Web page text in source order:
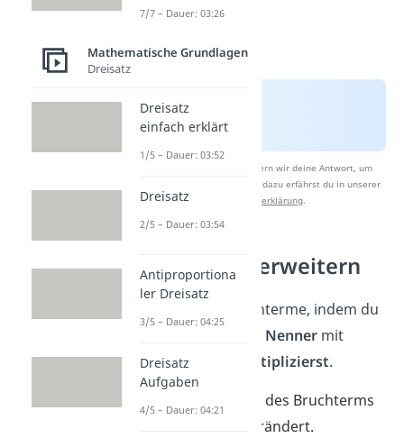
Nach Beantwortung speichern wir deine Antwort, um
Studyflix zu verbessern. Mehr dazu erfährst du in unserer
Datenschutzerklärung.
Bruchterme erweitern
Du erweiterst Bruchterme, indem du
Nennermit
derselben Zahl multiplizierst.
des Bruchterms
verändert.
7/7 – Dauer: 03:26
Mathematische Grundlagen
Dreisatz
Dreisatz
einfach erklärt
1/5 – Dauer: 03:52
Dreisatz
2/5 – Dauer: 03:54
Antiproportiona
ler Dreisatz
3/5 – Dauer: 04:25
Dreisatz
Aufgaben
4/5 – Dauer: 04:21